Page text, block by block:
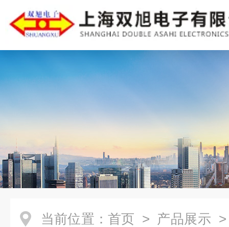
当前位置： 首页 > 产品展示